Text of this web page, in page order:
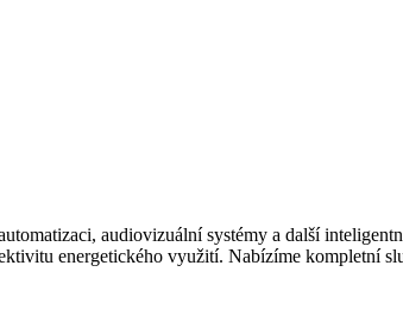
audiovizuální systémy a další
energetického využití. Nabízíme kompletní